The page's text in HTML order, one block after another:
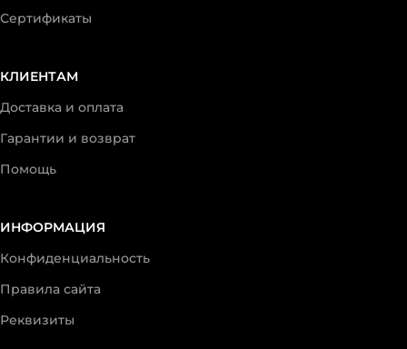
Сертификаты
КЛИЕНТАМ
Доставка и оплата
Гарантии и возврат
Помощь
ИНФОРМАЦИЯ
Конфиденциальность
Правила сайта
Реквизиты